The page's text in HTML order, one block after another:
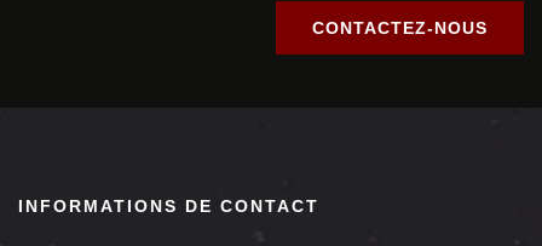
CONTACTEZ-NOUS
INFORMATIONS DE CONTACT